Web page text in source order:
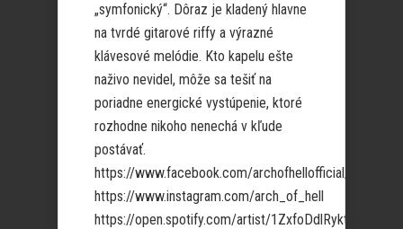
„symfonický“. Dôraz je kladený hlavne
na tvrdé gitarové riffy a výrazné
klávesové melódie. Kto kapelu ešte
naživo nevidel, môže sa tešiť na
poriadne energické vystúpenie, ktoré
rozhodne nikoho nenechá v kľude
postávať.
https://www.facebook.com/archofhellofficial/
https://www.instagram.com/arch_of_hell
https://open.spotify.com/artist/